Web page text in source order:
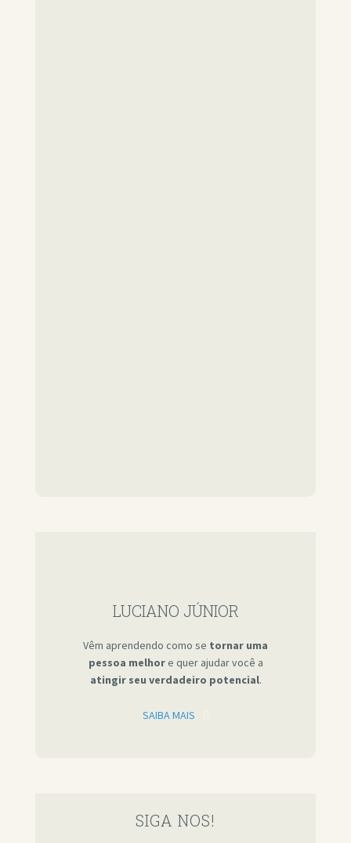
LUCIANO JÚNIOR
Vêm aprendendo como se tornar uma
pessoa melhore quer ajudar você a
atingir seu verdadeiro potencial.
SAIBA MAIS
SIGA NOS!